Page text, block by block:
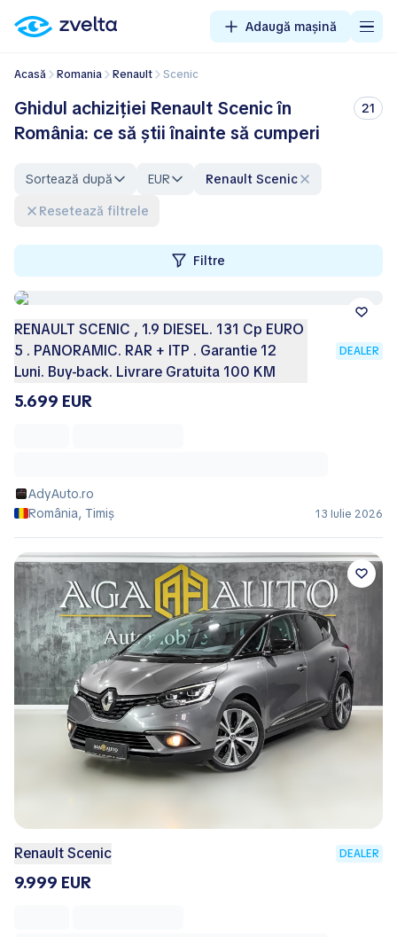
Adaugă mașină
Acasă Romania Renault Scenic
Ghidul achiziției Renault Scenic în
România: ce să știi înainte să cumperi
21
Sortează după EUR
Renault Scenic
Resetează filtrele
Filtre
RENAULT SCENIC , 1.9 DIESEL. 131 Cp EURO
5 . PANORAMIC. RAR + ITP . Garantie 12
Luni. Buy-back. Livrare Gratuita 100 KM
DEALER
5.699 EUR
AdyAuto.ro
România, Timiș
13 Iulie 2026
Renault Scenic DEALER
9.999 EUR